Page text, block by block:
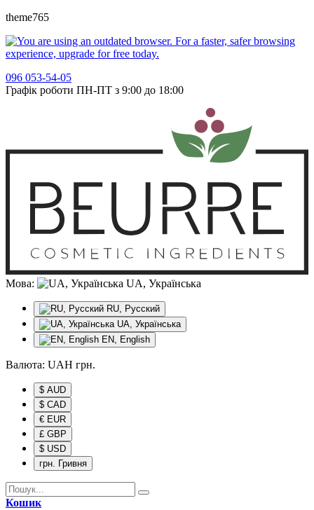
theme765
096 053-54-05
Графік роботи ПН-ПТ з 9:00 до 18:00
Мова: UA, Українська
RU, Русский
UA, Українська
EN, English
Валюта: UAH грн.
$ AUD
$ CAD
€ EUR
£ GBP
$ USD
грн. Гривня
Кошик